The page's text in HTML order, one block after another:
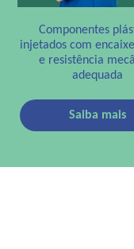
Componentes
injetados com
e resistência
adequada
Saiba mais